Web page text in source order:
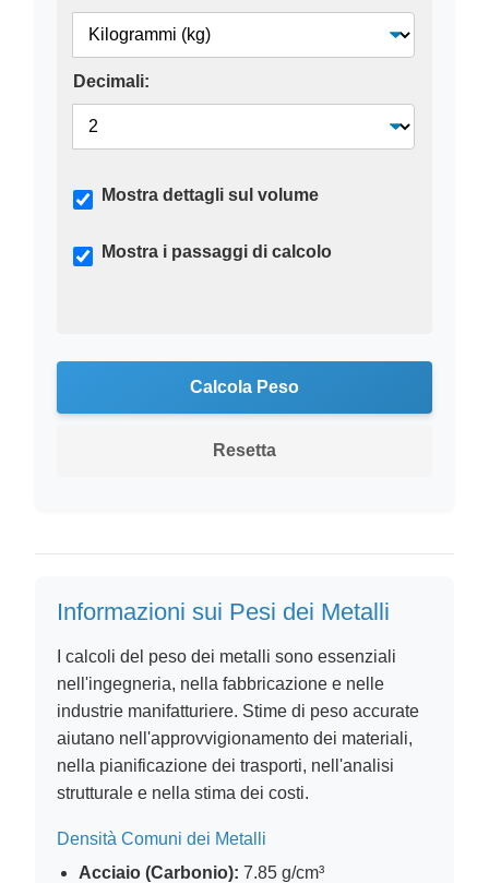
Decimali:
Mostra dettagli sul volume
Mostra i passaggi di calcolo
Calcola Peso
Resetta
Informazioni sui Pesi dei Metalli
I calcoli del peso dei metalli sono essenziali
nell'ingegneria, nella fabbricazione e nelle
industrie manifatturiere. Stime di peso accurate
aiutano nell'approvvigionamento dei materiali,
nella pianificazione dei trasporti, nell'analisi
strutturale e nella stima dei costi.
Densità Comuni dei Metalli
Acciaio (Carbonio): 7.85 g/cm³